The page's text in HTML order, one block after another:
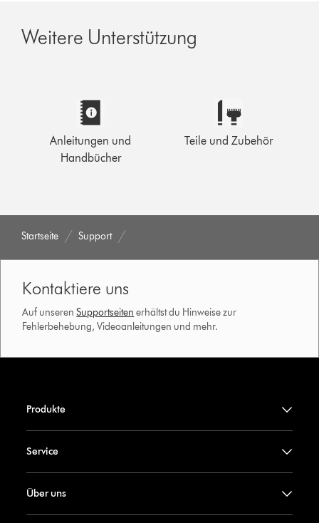
Weitere Unterstützung
Anleitungen und
Handbücher
Teile und Zubehör
Startseite Support
Kontaktiere uns
Auf unserenSupportseiten erhältst du Hinweise zur
Fehlerbehebung, Videoanleitungen und mehr.
Produkte
Service
Über uns